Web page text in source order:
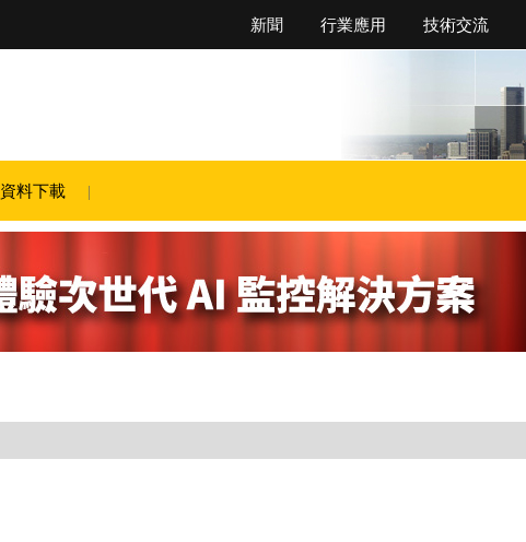
新聞 行業應用 技術交流
資料下載